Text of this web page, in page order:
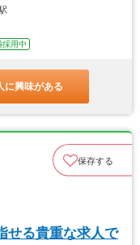
採用中
に興味がある
保存する
せる貴重な求人で